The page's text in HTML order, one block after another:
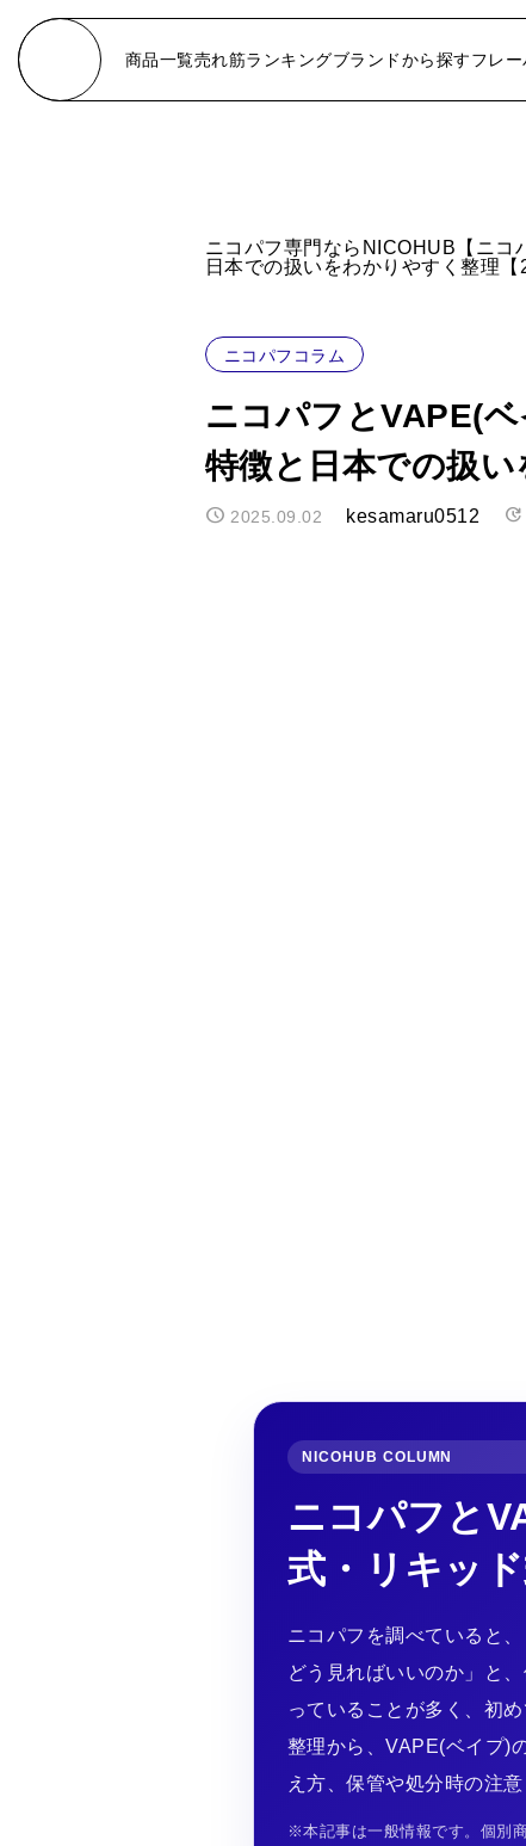
商品一覧売れ筋ランキングブランドから探す
OKSO
BANG
FIZZY
OKSO ELF BOX
OKSO ELF BOX PULSE X
FiHP
NONNICO
フレ
MELON
GRAPES
DRINK
CANDY GUM
ニコパフ専門ならNICOHUB【ニコ
日本での扱いをわかりやすく整理【
ニコパフコラム
ニコパフとVAPE(
特徴と日本での扱い
2025.09.02 kesamaru0512
NICOHUB COLUMN
ニコパフと
式・リキッ
ニコパフを調べていると
どう見ればいいのか」と
っていることが多く、初
整理から、VAPE(ベイプ)
え方、保管や処分時の注
※本記事は一般情報です。個別